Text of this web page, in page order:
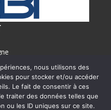
nous utilisons des
pour stocker et/ou accéder
Le fait de consentir à ces
traiter des données telles que
ou les ID uniques sur ce site.